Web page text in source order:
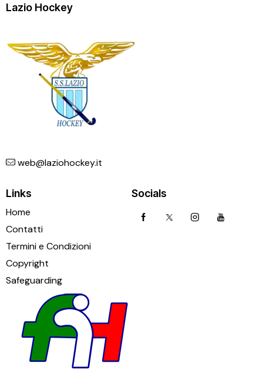
Lazio Hockey
web@laziohockey.it
Links
Home
Contatti
Termini e Condizioni
Copyright
Safeguarding
Socials